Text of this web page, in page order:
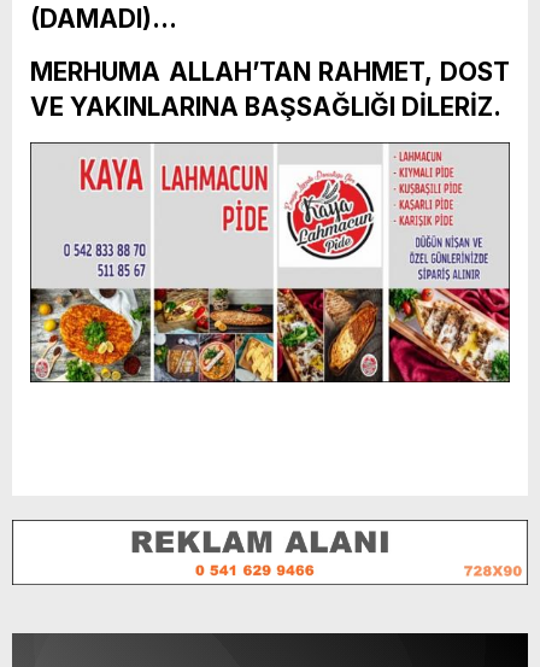
(DAMADI)…
MERHUMA ALLAH’TAN RAHMET, DOST
VE YAKINLARINA BAŞSAĞLIĞI DİLERİZ.